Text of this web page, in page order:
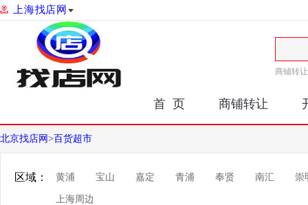
上海找店网
商铺转让
首 页 商铺转让
北京找店网 >百货超市
区域： 黄浦 宝山 嘉定 青浦 奉贤 南汇 崇
上海周边